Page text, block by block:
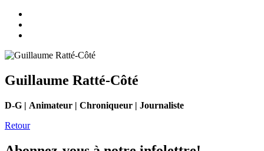
Guillaume Ratté-Côté
D-G | Animateur | Chroniqueur | Journaliste
Retour